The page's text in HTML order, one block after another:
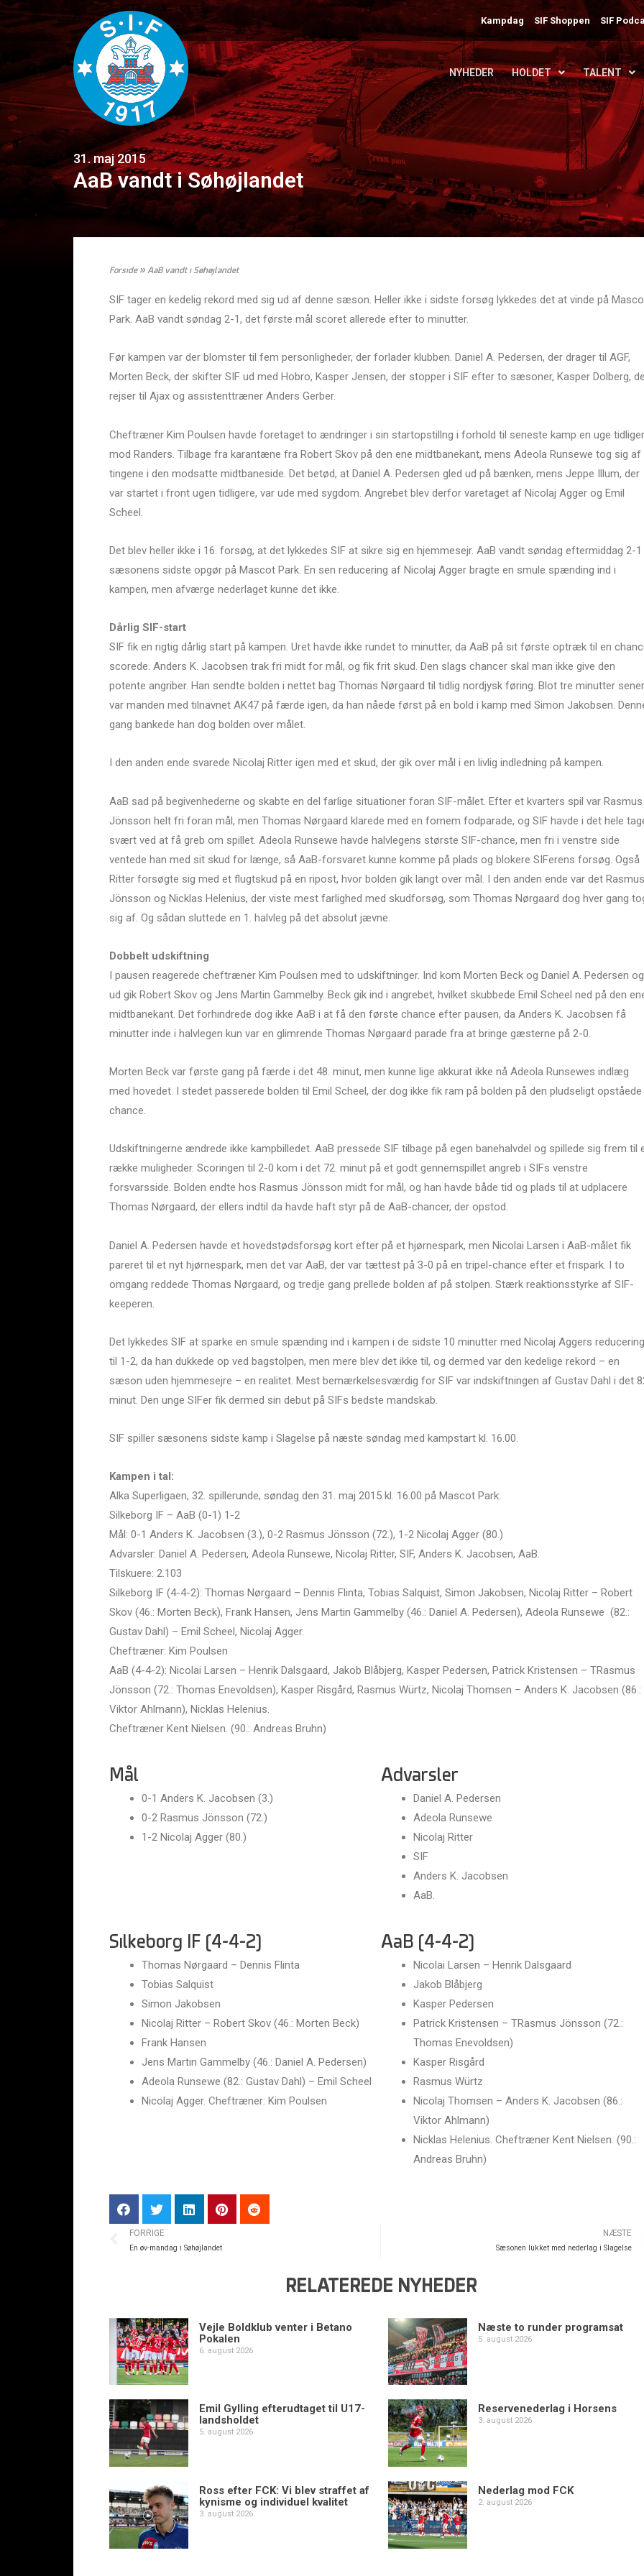
Kampdag SIF Shoppen SIF
NYHEDER HOLDET TALENT
31. maj 2015
AaB vandt i Søhøjlandet
Forside» AaB vandt i Søhøjlandet
SIF tager en kedelig rekord med sig ud af denne sæson. Heller ikke i sidste forsøg lykkedes det at vinde på
Park. AaB vandt søndag 2-1, det første mål scoret allerede efter to minutter.
Før kampen var der blomster til fem personligheder, der forlader klubben. Daniel A. Pedersen, der drager til AGF,
Morten Beck, der skifter SIF ud med Hobro, Kasper Jensen, der stopper i SIF efter to sæsoner, Kasper Dolberg,
rejser til Ajax og assistenttræner Anders Gerber.
Cheftræner Kim Poulsen havde foretaget to ændringer i sin startopstillng i forhold til seneste kamp en uge
mod Randers. Tilbage fra karantæne fra Robert Skov på den ene midtbanekant, mens Adeola Runsewe tog sig af
tingene i den modsatte midtbaneside. Det betød, at Daniel A. Pedersen gled ud på bænken, mens Jeppe Illum, der
var startet i front ugen tidligere, var ude med sygdom. Angrebet blev derfor varetaget af Nicolaj Agger og Emil
Scheel.
Det blev heller ikke i 16. forsøg, at det lykkedes SIF at sikre sig en hjemmesejr. AaB vandt søndag eftermiddag 2-1
sæsonens sidste opgør på Mascot Park. En sen reducering af Nicolaj Agger bragte en smule spænding ind i
kampen, men afværge nederlaget kunne det ikke.
Dårlig SIF-start
SIF fik en rigtig dårlig start på kampen. Uret havde ikke rundet to minutter, da AaB på sit første optræk til en
scorede. Anders K. Jacobsen trak fri midt for mål, og fik frit skud. Den slags chancer skal man ikke give den
potente angriber. Han sendte bolden i nettet bag Thomas Nørgaard til tidlig nordjysk føring. Blot tre minutter
var manden med tilnavnet AK47 på færde igen, da han nåede først på en bold i kamp med Simon Jakobsen.
gang bankede han dog bolden over målet.
I den anden ende svarede Nicolaj Ritter igen med et skud, der gik over mål i en livlig indledning på kampen.
AaB sad på begivenhederne og skabte en del farlige situationer foran SIF-målet. Efter et kvarters spil var Rasmus
Jönsson helt fri foran mål, men Thomas Nørgaard klarede med en fornem fodparade, og SIF havde i det hele
svært ved at få greb om spillet. Adeola Runsewe havde halvlegens største SIF-chance, men fri i venstre side
ventede han med sit skud for længe, så AaB-forsvaret kunne komme på plads og blokere SIFerens forsøg. Også
Ritter forsøgte sig med et flugtskud på en ripost, hvor bolden gik langt over mål. I den anden ende var det Rasmus
Jönsson og Nicklas Helenius, der viste mest farlighed med skudforsøg, som Thomas Nørgaard dog hver gang
sig af. Og sådan sluttede en 1. halvleg på det absolut jævne.
Dobbelt udskiftning
I pausen reagerede cheftræner Kim Poulsen med to udskiftninger. Ind kom Morten Beck og Daniel A. Pedersen og
ud gik Robert Skov og Jens Martin Gammelby. Beck gik ind i angrebet, hvilket skubbede Emil Scheel ned på den
midtbanekant. Det forhindrede dog ikke AaB i at få den første chance efter pausen, da Anders K. Jacobsen få
minutter inde i halvlegen kun var en glimrende Thomas Nørgaard parade fra at bringe gæsterne på 2-0.
Morten Beck var første gang på færde i det 48. minut, men kunne lige akkurat ikke nå Adeola Runsewes indlæg
med hovedet. I stedet passerede bolden til Emil Scheel, der dog ikke fik ram på bolden på den pludseligt opståede
chance.
Udskiftningerne ændrede ikke kampbilledet. AaB pressede SIF tilbage på egen banehalvdel og spillede sig frem til
række muligheder. Scoringen til 2-0 kom i det 72. minut på et godt gennemspillet angreb i SIFs venstre
forsvarsside. Bolden endte hos Rasmus Jönsson midt for mål, og han havde både tid og plads til at udplacere
Thomas Nørgaard, der ellers indtil da havde haft styr på de AaB-chancer, der opstod.
Daniel A. Pedersen havde et hovedstødsforsøg kort efter på et hjørnespark, men Nicolai Larsen i AaB-målet fik
pareret til et nyt hjørnespark, men det var AaB, der var tættest på 3-0 på en tripel-chance efter et frispark. I to
omgang reddede Thomas Nørgaard, og tredje gang prellede bolden af på stolpen. Stærk reaktionsstyrke af SIF-
keeperen.
Det lykkedes SIF at sparke en smule spænding ind i kampen i de sidste 10 minutter med Nicolaj Aggers reducering
til 1-2, da han dukkede op ved bagstolpen, men mere blev det ikke til, og dermed var den kedelige rekord – en
sæson uden hjemmesejre – en realitet. Mest bemærkelsesværdig for SIF var indskiftningen af Gustav Dahl i det
minut. Den unge SIFer fik dermed sin debut på SIFs bedste mandskab.
SIF spiller sæsonens sidste kamp i Slagelse på næste søndag med kampstart kl. 16.00.
Kampen i tal:
Alka Superligaen, 32. spillerunde, søndag den 31. maj 2015 kl. 16.00 på Mascot Park:
Silkeborg IF – AaB (0-1) 1-2
Mål: 0-1 Anders K. Jacobsen (3.), 0-2 Rasmus Jönsson (72.), 1-2 Nicolaj Agger (80.)
Advarsler: Daniel A. Pedersen, Adeola Runsewe, Nicolaj Ritter, SIF, Anders K. Jacobsen, AaB.
Tilskuere: 2.103
Silkeborg IF (4-4-2): Thomas Nørgaard – Dennis Flinta, Tobias Salquist, Simon Jakobsen, Nicolaj Ritter – Robert
Skov (46.: Morten Beck), Frank Hansen, Jens Martin Gammelby (46.: Daniel A. Pedersen), Adeola Runsewe (82.:
Gustav Dahl) – Emil Scheel, Nicolaj Agger.
Cheftræner: Kim Poulsen
AaB (4-4-2): Nicolai Larsen – Henrik Dalsgaard, Jakob Blåbjerg, Kasper Pedersen, Patrick Kristensen – TRasmus
Jönsson (72.: Thomas Enevoldsen), Kasper Risgård, Rasmus Würtz, Nicolaj Thomsen – Anders K. Jacobsen (86.:
Viktor Ahlmann), Nicklas Helenius.
Cheftræner Kent Nielsen. (90.: Andreas Bruhn)
Mål
0-1 Anders K. Jacobsen (3.)
0-2 Rasmus Jönsson (72.)
1-2 Nicolaj Agger (80.)
Advarsler
Daniel A. Pedersen
Adeola Runsewe
Nicolaj Ritter
SIF
Anders K. Jacobsen
AaB.
Silkeborg IF (4-4-2)
Thomas Nørgaard – Dennis Flinta
Tobias Salquist
Simon Jakobsen
Nicolaj Ritter – Robert Skov (46.: Morten Beck)
Frank Hansen
Jens Martin Gammelby (46.: Daniel A. Pedersen)
Adeola Runsewe (82.: Gustav Dahl) – Emil Scheel
Nicolaj Agger. Cheftræner: Kim Poulsen
AaB (4-4-2)
Nicolai Larsen – Henrik Dalsgaard
Jakob Blåbjerg
Kasper Pedersen
Patrick Kristensen – TRasmus Jönsson (72.:
Thomas Enevoldsen)
Kasper Risgård
Rasmus Würtz
Nicolaj Thomsen – Anders K. Jacobsen (86.:
Viktor Ahlmann)
Nicklas Helenius. Cheftræner Kent Nielsen. (90.:
Andreas Bruhn)
FORRIGE
En øv-mandag i Søhøjlandet
NÆSTE
Sæsonen lukket med nederlag i Slagelse
RELATEREDE NYHEDER
Vejle Boldklub venter i Betano
Pokalen
6. august 2026
Næste to runder programsat
5. august 2026
Emil Gylling efterudtaget til U17-
landsholdet
5. august 2026
Reservenederlag i Horsens
3. august 2026
Ross efter FCK: Vi blev straffet af
kynisme og individuel kvalitet
3. august 2026
Nederlag mod FCK
2. august 2026